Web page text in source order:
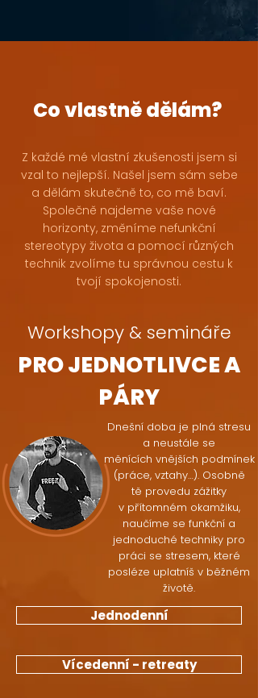
Co vlastně dělám?
Z každé mé vlastní zkušenosti jsem si
vzal to nejlepší. Našel jsem sám sebe
a dělám skutečně to, co mě baví.
Společně najdeme vaše nové
horizonty, změníme nefunkční
stereotypy života a pomocí různých
technik zvolíme tu správnou cestu k
tvojí spokojenosti.
Workshopy & semináře
PRO JEDNOTLIVCE A
PÁRY
Dnešní doba je plná stresu
a neustále se
měnících vnějších podmínek
(práce, vztahy…). Osobně
tě provedu zážitky
v přítomném okamžiku,
naučíme se funkční a
jednoduché techniky pro
práci se stresem, které
posléze uplatníš v běžném
životě.
Jednodenní
Vícedenní - retreaty